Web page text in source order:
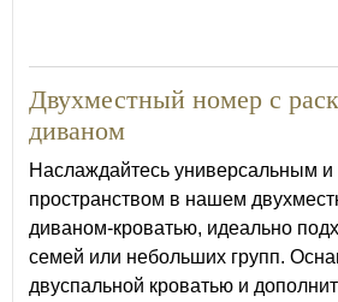
Двухместный номер с
диваном
Наслаждайтесь универсальным
пространством в нашем
диваном-кроватью, идеально
семей или небольших групп.
двуспальной кроватью и